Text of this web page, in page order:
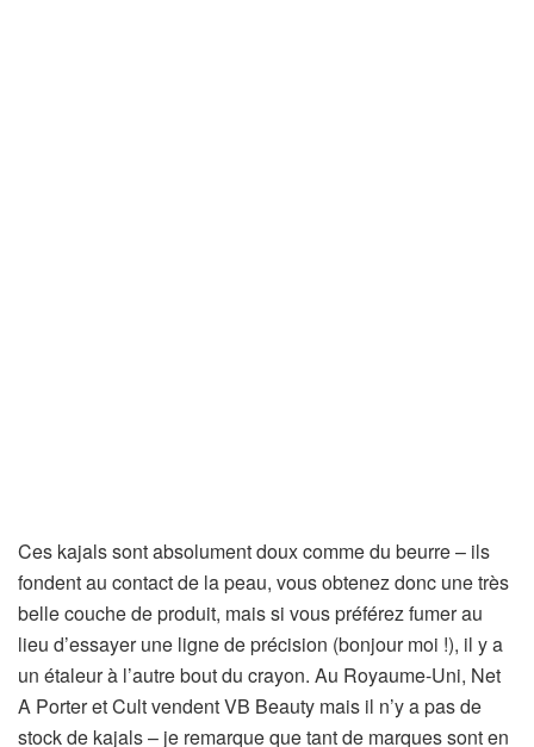
Ces kajals sont absolument doux comme du beurre – ils
fondent au contact de la peau, vous obtenez donc une très
belle couche de produit, mais si vous préférez fumer au
lieu d’essayer une ligne de précision (bonjour moi !), il y a
un étaleur à l’autre bout du crayon. Au Royaume-Uni, Net
A Porter et Cult vendent VB Beauty mais il n’y a pas de
stock de kajals – je remarque que tant de marques sont en